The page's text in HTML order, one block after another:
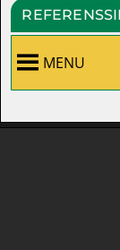
MENU